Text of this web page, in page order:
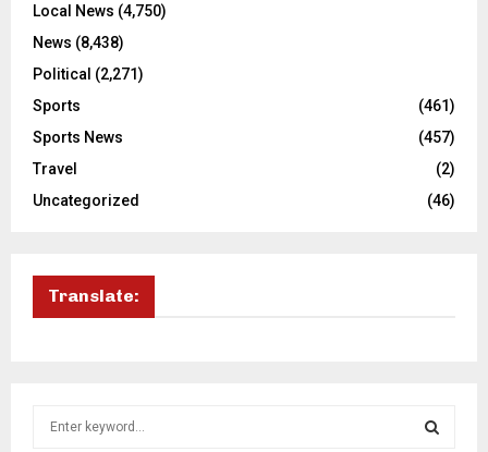
Local News (4,750)
News (8,438)
Political (2,271)
Sports
(461)
Sports News
(457)
Travel
(2)
Uncategorized
(46)
Translate: